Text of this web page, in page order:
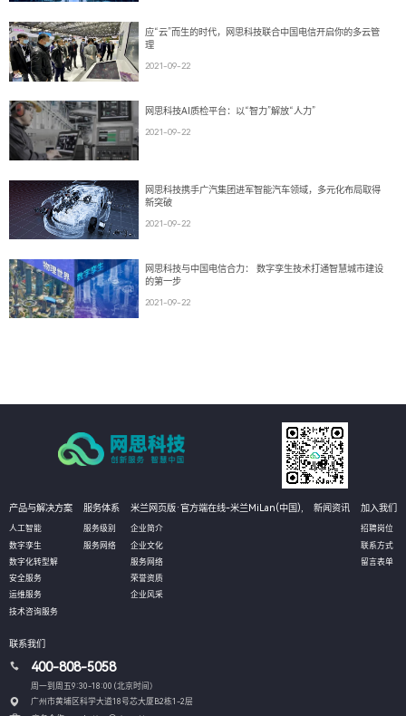
应“云”而生的时代，网思科技联合中国电信开启你的多云管
理
2021-09-22
网思科技AI质检平台：以“智力”解放“人力”
2021-09-22
网思科技携手广汽集团进军智能汽车领域，多元化布局取得
新突破
2021-09-22
网思科技与中国电信合力： 数字孪生技术打通智慧城市建设
的第一步
2021-09-22
产品与解决方案
人工智能
数字孪生
数字化转型解
安全服务
运维服务
技术咨询服务
服务体系
服务级别
服务网络
米兰网页版·官方端在线-米兰MiLan(中国),
企业简介
企业文化
服务网络
荣誉资质
企业风采
新闻资讯 加入我们
招聘岗位
联系方式
留言表单
联系我们
400-808-5058
周一到周五9:30-18:00 (北京时间）
广州市黄埔区科学大道18号芯大厦B2栋1-2层